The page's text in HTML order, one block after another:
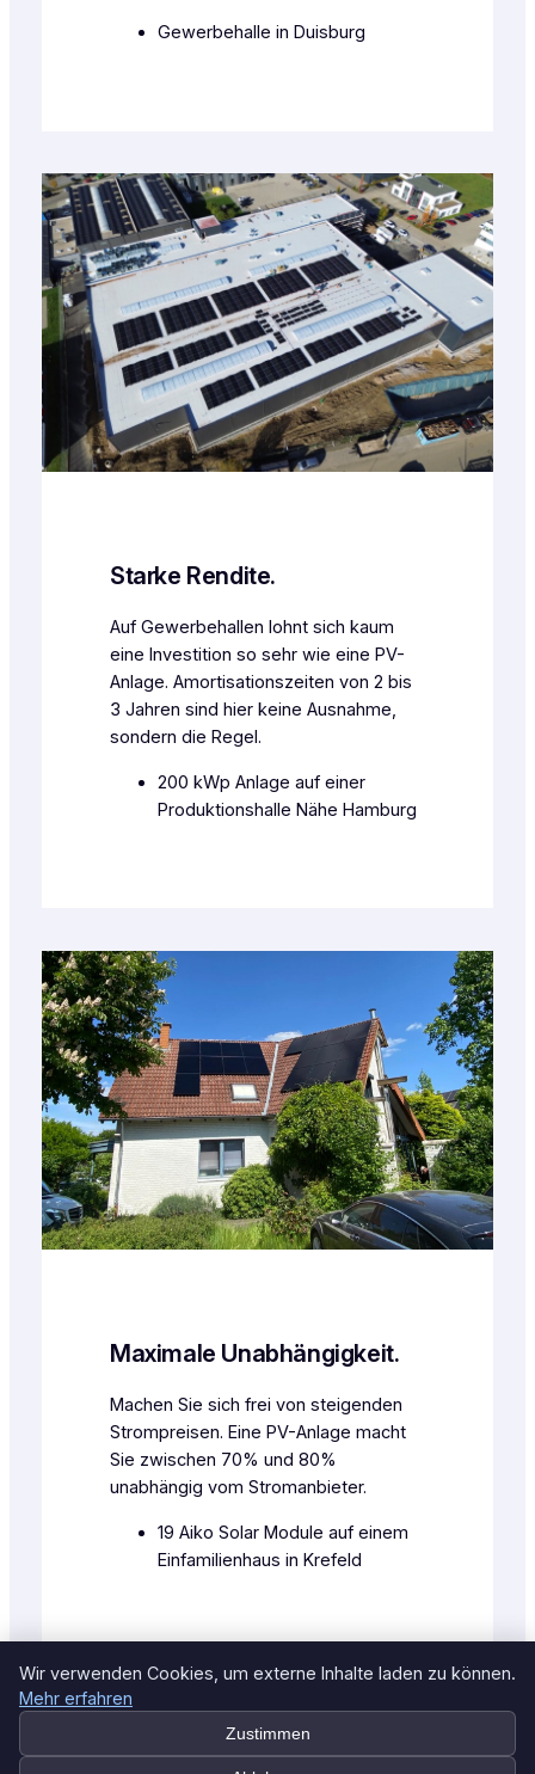
Gewerbehalle in Duisburg
Starke Rendite.
Auf Gewerbehallen lohnt sich kaum
eine Investition so sehr wie eine PV-
Anlage. Amortisationszeiten von 2 bis
3 Jahren sind hier keine Ausnahme,
sondern die Regel.
200 kWp Anlage auf einer
Produktionshalle Nähe Hamburg
Maximale Unabhängigkeit.
Machen Sie sich frei von steigenden
Strompreisen. Eine PV-Anlage macht
Sie zwischen 70% und 80%
unabhängig vom Stromanbieter.
19 Aiko Solar Module auf einem
Einfamilienhaus in Krefeld
Wir verwenden Cookies, um externe Inhalte laden zu können.
Mehr erfahren
Zustimmen